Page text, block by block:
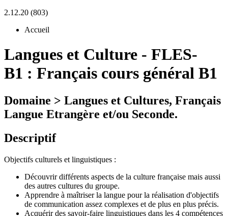
2.12.20 (803)
Accueil
Langues et Culture - FLES-
B1 : Français cours général B1
Domaine > Langues et Cultures, Français
Langue Etrangère et/ou Seconde.
Descriptif
Objectifs culturels et linguistiques :
Découvrir différents aspects de la culture française mais aussi
des autres cultures du groupe.
Apprendre à maîtriser la langue pour la réalisation d'objectifs
de communication assez complexes et de plus en plus précis.
Acquérir des savoir-faire linguistiques dans les 4 compétences